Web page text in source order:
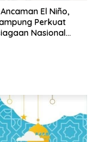
El Niño,
Perkuat
Nasional